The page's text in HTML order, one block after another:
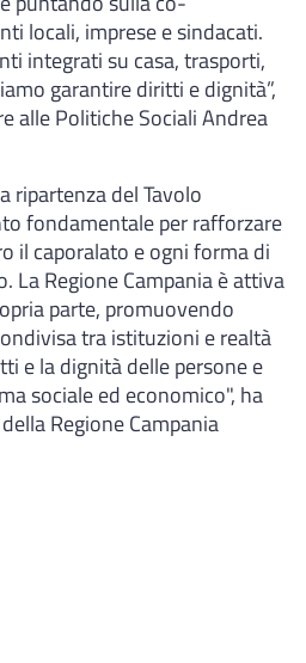
locali, imprese e sindacati.
integrati su casa, trasporti,
garantire diritti e dignità”,
alle Politiche Sociali Andrea
ripartenza del Tavolo
fondamentale per rafforzare
il caporalato e ogni forma di
Regione Campania è attiva
parte, promuovendo
tra istituzioni e realtà
e la dignità delle persone e
sociale ed economico", ha
Regione Campania